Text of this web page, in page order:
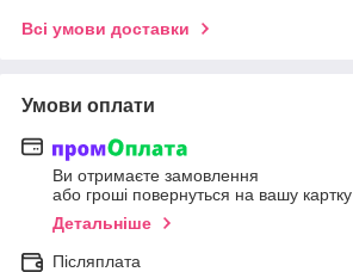
Всі умови доставки
Умови оплати
Ви отримаєте замовлення
або гроші повернуться на вашу картку
Детальніше
Післяплата